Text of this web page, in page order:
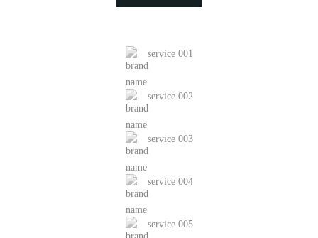
service 001
service 002
service 003
service 004
service 005